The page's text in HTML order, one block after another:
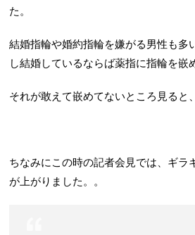
た。
結婚指輪や婚約指輪を嫌がる男性も多
し結婚しているならば薬指に指輪を嵌
それが敢えて嵌めてないところ見ると
ちなみにこの時の記者会見では、ギ
が上がりました。。